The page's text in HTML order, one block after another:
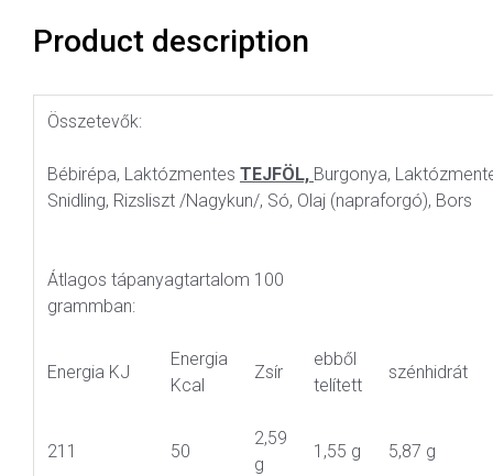
Product description
Összetevők:
Bébirépa, Laktózmentes TEJFÖL, Burgonya,
Snidling, Rizsliszt /Nagykun/, Só, Olaj (napraforgó), Bors
Átlagos tápanyagtartalom 100
grammban:
Energia KJ
Energia
Kcal
Zsír
ebből
telített
szénhidrát
211 50
2,59
g
1,55 g 5,87 g